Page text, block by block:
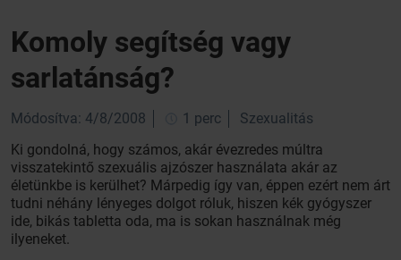
Komoly segítség vagy
sarlatánság?
Módosítva: 4/8/2008 1 perc
Szexualitás
Ki gondolná, hogy számos, akár évezredes múltra
visszatekintő szexuális ajzószer használata akár az
életünkbe is kerülhet? Márpedig így van, éppen ezért nem árt
tudni néhány lényeges dolgot róluk, hiszen kék gyógyszer
ide, bikás tabletta oda, ma is sokan használnak még
ilyeneket.